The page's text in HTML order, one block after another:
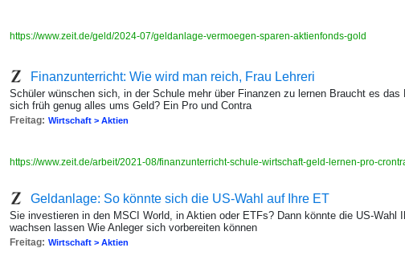
https://www.zeit.de/geld/2024-07/geldanlage-vermoegen-sparen-aktienfonds-gold
Finanzunterricht: Wie wird man reich, Frau Lehreri
Schüler wünschen sich, in der Schule mehr über Finanzen zu lernen Braucht es
sich früh genug alles ums Geld? Ein Pro und Contra
Freitag: Wirtschaft > Aktien
https://www.zeit.de/arbeit/2021-08/finanzunterricht-schule-wirtschaft-geld-lernen-pro-
Geldanlage: So könnte sich die US-Wahl auf Ihre ET
Sie investieren in den MSCI World, in Aktien oder ETFs? Dann könnte die US-Wahl
wachsen lassen Wie Anleger sich vorbereiten können
Freitag: Wirtschaft > Aktien